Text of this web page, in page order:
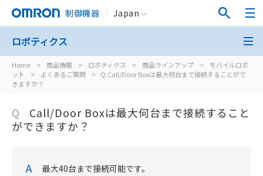
制御機器 Japan
Home > 商品情報 > ロボティクス > 商品ラインアップ >
モバイルロボ
ット
> よくあるご質問 > Q.Call/Door Boxは最大何台まで接続することがで
きますか？
ロボティクス
Q
Call/Door Boxは最大何台まで接続すること
ができますか？
A
最大40台まで接続可能です。